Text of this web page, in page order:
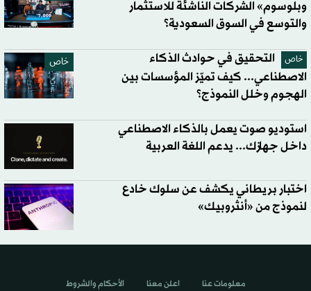
وبلوسوم» الشركات الناشئة للاستثمار
والتوسع في السوق السعودية؟
خاص خاص
التحقيق في حوادث الذكاء
الاصطناعي... كيف تميّز المؤسسات بين
الهجوم وخلل النموذج؟
استوديو صوت يعمل بالذكاء الاصطناعي
داخل جهازك... يدعم اللغة العربية
اختبار بريطاني يكشف عن سلوك خادع
لنموذج من «أنثروبيك»
معلومات عنا اعلن معنا الأحكام والشروط